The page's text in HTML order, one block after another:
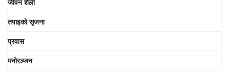
जीवन शैली
तपाइको सृजना
प्रवास
मनोरञ्जन